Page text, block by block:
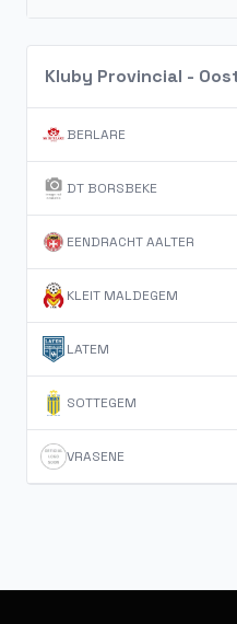
Kluby Provincial -
BERLARE
DT BORSBEKE
EENDRACHT AALTER
KLEIT MALDEGEM
LATEM
SOTTEGEM
VRASENE